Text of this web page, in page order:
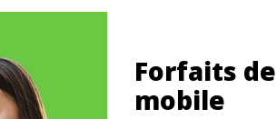
Forfaits
mobile